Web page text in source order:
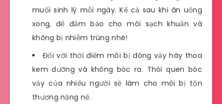
muối sinh lý mỗi ngày. Kể cả sau khi ăn uống
xong, để đảm bảo cho môi sạch khuẩn và
không bị nhiễm trùng nhé!
Đối với thời điểm môi bị đóng vảy hãy thoa
kem dưỡng và không bóc ra. Thói quen bóc
vảy của nhiều người sẽ làm cho môi bị tổn
thương nặng nề.